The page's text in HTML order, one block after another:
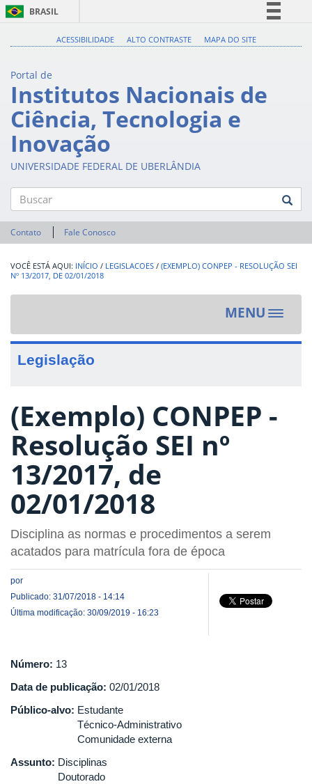
BRASIL
Acesso à informação
Legislação
ACESSIBILIDADE ALTO CONTRASTE MAPA DO SITE
Portal de
Institutos Nacionais de
Ciência, Tecnologia e
Inovação
UNIVERSIDADE FEDERAL DE UBERLÂNDIA
Buscar
Contato Fale Conosco
INÍCIO / LEGISLACOES / (EXEMPLO) CONPEP - RESOLUÇÃO SEI
Nº 13/2017, DE 02/01/2018
MENU
Toggle
Legislação
(Exemplo) CONPEP -
Resolução SEI nº
13/2017, de
02/01/2018
Disciplina as normas e procedimentos a serem
acatados para matrícula fora de época
por
Publicado: 31/07/2018 - 14:14
Última modificação: 30/09/2019 - 16:23
Número: 13
Data de publicação: 02/01/2018
Público-alvo: Estudante
Técnico-Administrativo
Comunidade externa
Assunto: Disciplinas
Doutorado